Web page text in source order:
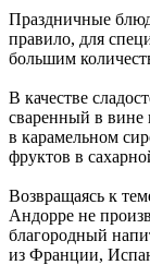
Праздничные
правило, для
большим
В качестве
сваренный в вине
в карамельном
фруктов в
Возвращаясь к
Андорре не
благородный
из Франции,